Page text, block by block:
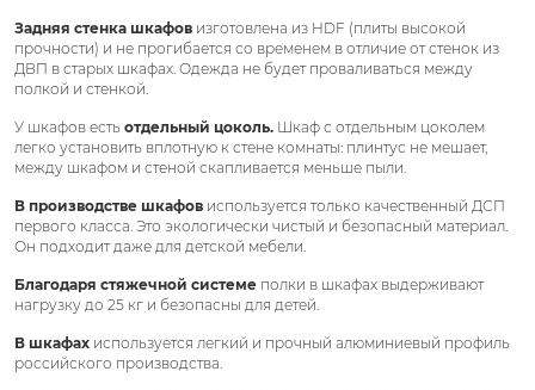
Задняя стенка шкафов изготовлена из HDF (плиты высокой
прочности) и не прогибается со временем в отличие от стенок из
ДВП в старых шкафах. Одежда не будет проваливаться между
полкой и стенкой.
У шкафов есть отдельный цоколь. Шкаф с отдельным цоколем
легко установить вплотную к стене комнаты: плинтус не мешает,
между шкафом и стеной скапливается меньше пыли.
В производстве шкафов используется только качественный ДСП
первого класса. Это экологически чистый и безопасный материал.
Он подходит даже для детской мебели.
Благодаря стяжечной системе полки в шкафах выдерживают
нагрузку до 25 кг и безопасны для детей.
В шкафах используется легкий и прочный алюминиевый профиль
российского производства.